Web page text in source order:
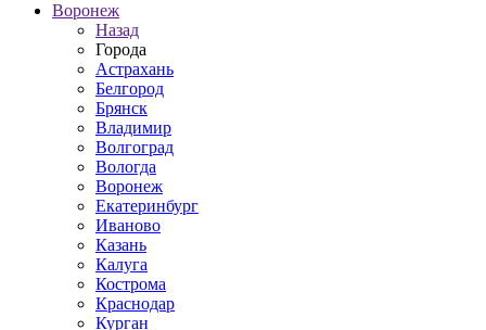
Воронеж
Назад
Города
Астрахань
Белгород
Брянск
Владимир
Волгоград
Вологда
Воронеж
Екатеринбург
Иваново
Казань
Калуга
Кострома
Краснодар
Курган